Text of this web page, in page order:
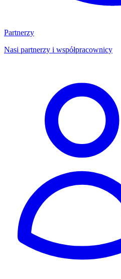
Partnerzy
Nasi partnerzy i współpracownicy